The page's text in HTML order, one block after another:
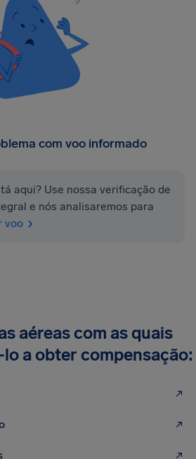
com voo informado
aqui? Use nossa verificação de
e nós analisaremos para
voo
aéreas com as quais
a obter compensação: